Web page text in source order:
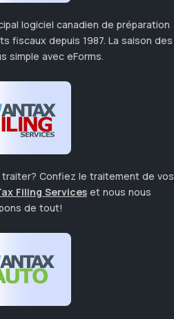
Confiez le traitement de vos
Filing Services et nous nous
de tout!
logiciel canadien de préparation
fiscaux depuis 1987. La saison des
simple avec eForms.